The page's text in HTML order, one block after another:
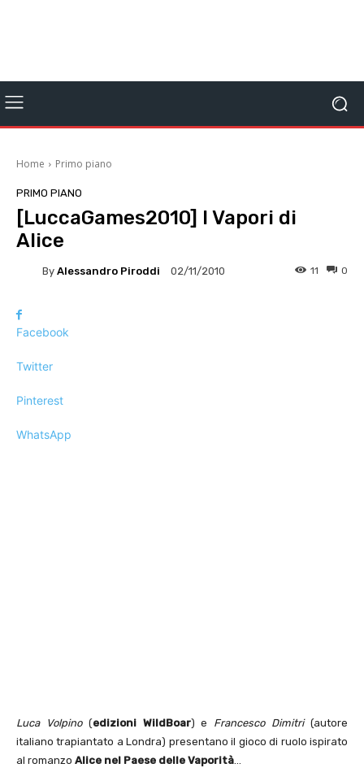
Home Primo piano
PRIMO PIANO
[LuccaGames2010] I Vapori di
Alice
By Alessandro Piroddi 02/11/2010 0
11
Facebook
Twitter
Pinterest
WhatsApp
Luca Volpino(edizioni WildBoar) e Francesco Dimitri(autore
italiano trapiantato a Londra) presentano il gioco di ruolo ispirato
al romanzo Alice nel Paese delle Vaporità…